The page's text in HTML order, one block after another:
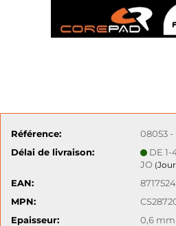
Référence:
08053 -
Délai de livraison:
DE 1-
JO (
EAN:
MPN:
Epaisseur:
0,6 mm